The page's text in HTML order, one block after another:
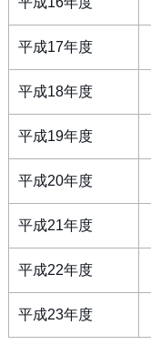
平成17年度
平成18年度
平成19年度
平成20年度
平成21年度
平成22年度
平成23年度